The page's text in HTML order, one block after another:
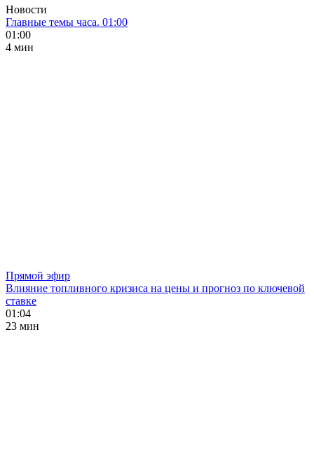
Новости
Главные темы часа. 01:00
01:00
4 мин
Прямой эфир
Влияние топливного кризиса на цены и прогноз по ключевой
ставке
01:04
23 мин